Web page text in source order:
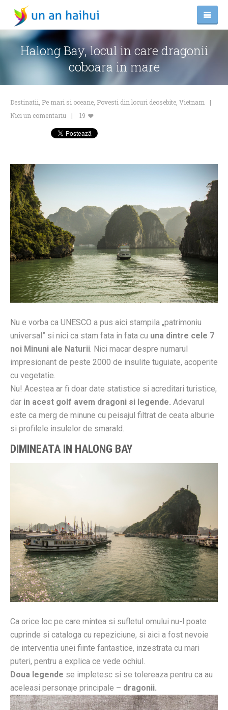
Halong Bay, locul in care dragonii
coboara in mare
Destinatii Pe mari si oceane Povesti din locuri deosebite Vietnam
Nici un comentariu
19
Nu e vorba ca UNESCO a pus aici stampila „patrimoniu
universal” si nici ca stam fata in fata cu una dintre cele 7
noi Minuni ale Naturii. Nici macar despre numarul
impresionant de peste 2000 de insulite tuguiate, acoperite
cu vegetatie.
Nu! Acestea ar fi doar date statistice si acreditari turistice,
dar in acest golf avem dragoni si legende. Adevarul
este ca merg de minune cu peisajul filtrat de ceata alburie
si profilele insulelor de smarald.
DIMINEATA IN HALONG BAY
Ca orice loc pe care mintea si sufletul omului nu-l poate
cuprinde si cataloga cu repeziciune, si aici a fost nevoie
de interventia unei fiinte fantastice, inzestrata cu mari
puteri, pentru a explica ce vede ochiul.
Doua legende se impletesc si se tolereaza pentru ca au
aceleasi personaje principale – dragonii.